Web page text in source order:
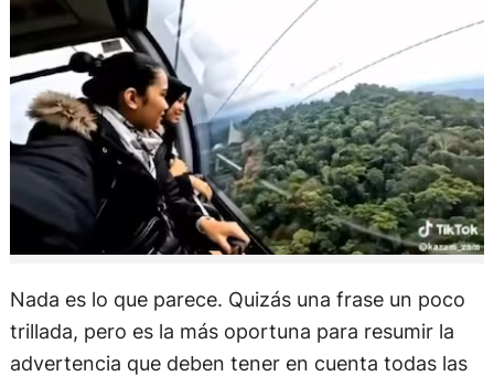
Nada es lo que parece. Quizás una frase un poco
trillada, pero es la más oportuna para resumir la
advertencia que deben tener en cuenta todas las